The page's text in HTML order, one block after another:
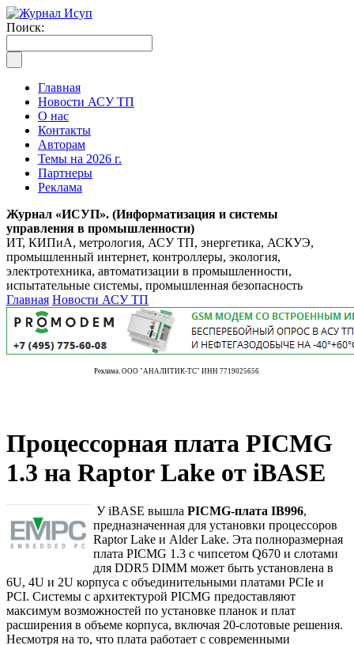
Поиск:
Главная
Новости АСУ ТП
О нас
Контакты
Авторам
Темы на 2026 г.
Партнеры
Реклама
Журнал «ИСУП». (Информатизация и системы
управления в промышленности)
ИТ, КИПиА, метрология, АСУ ТП, энергетика, АСКУЭ,
промышленный интернет, контроллеры, экология,
электротехника, автоматизации в промышленности,
испытательные системы, промышленная безопасность
Главная Новости АСУ ТП
Реклама. ООО "АНАЛИТИК-ТС" ИНН 7719025656
Процессорная плата PICMG
1.3 на Raptor Lake от iBASE
У iBASE вышла PICMG-плата IB996,
предназначенная для установки процессоров
Raptor Lake и Alder Lake. Эта полноразмерная
плата PICMG 1.3 c чипсетом Q670 и слотами
для DDR5 DIMM может быть установлена в
6U, 4U и 2U корпуса с объединительными платами PCIe и
PCI. Системы с архитектурой PICMG предоставляют
максимум возможностей по установке планок и плат
расширения в объеме корпуса, включая 20-слотовые решения.
Несмотря на то, что плата работает с современными